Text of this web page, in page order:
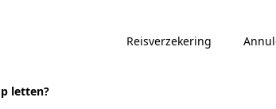
Reisverzekering
letten?